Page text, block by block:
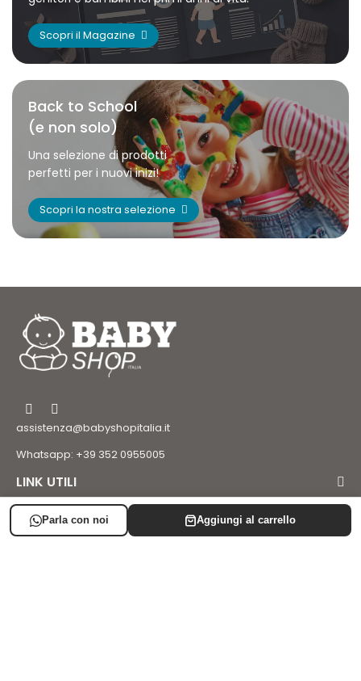
Scopri il Magazine
Back to School
(e non solo)
Una selezione di prodotti
perfetti per i nuovi inizi!
Scopri la nostra selezione
assistenza@babyshopitalia.it
Whatsapp: +39 352 0955005
LINK UTILI
LISTA NASCITA